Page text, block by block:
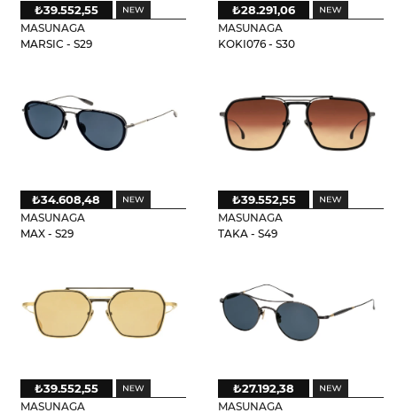
MASUNAGA
MARSIC - S29
₺39.552,55
MASUNAGA
KOKI076 - S30
₺28.291,06
MASUNAGA
MAX - S29
₺34.608,48
MASUNAGA
TAKA - S49
₺39.552,55
MASUNAGA
₺39.552,55
MASUNAGA
₺27.192,38